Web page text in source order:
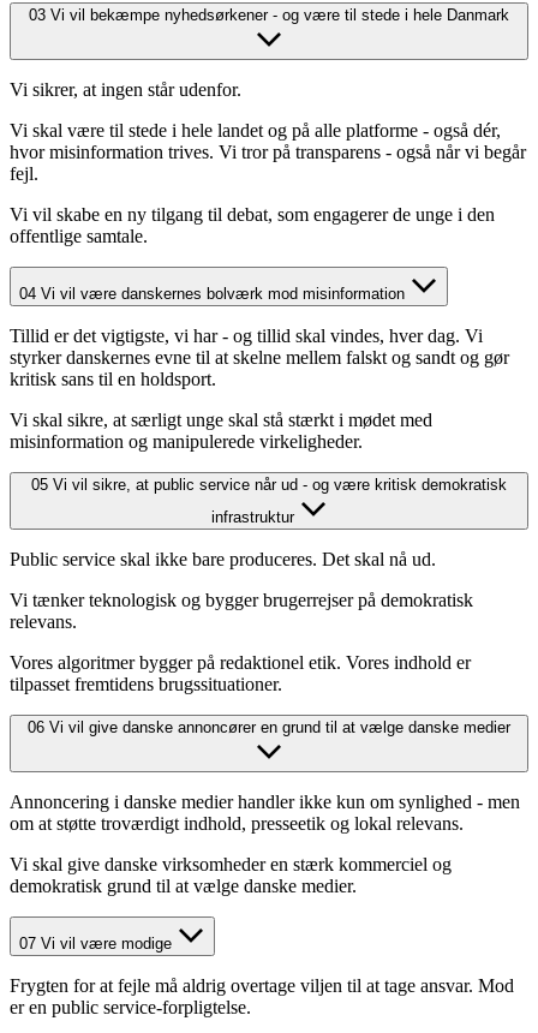
03 Vi vil bekæmpe nyhedsørkener - og være til stede i hele Danmark
Vi sikrer, at ingen står udenfor.
Vi skal være til stede i hele landet og på alle platforme - også dér,
hvor misinformation trives. Vi tror på transparens - også når vi begår
fejl.
Vi vil skabe en ny tilgang til debat, som engagerer de unge i den
offentlige samtale.
04 Vi vil være danskernes bolværk mod misinformation
Tillid er det vigtigste, vi har - og tillid skal vindes, hver dag. Vi
styrker danskernes evne til at skelne mellem falskt og sandt og gør
kritisk sans til en holdsport.
Vi skal sikre, at særligt unge skal stå stærkt i mødet med
misinformation og manipulerede virkeligheder.
05 Vi vil sikre, at public service når ud - og være kritisk demokratisk
infrastruktur
Public service skal ikke bare produceres. Det skal nå ud.
Vi tænker teknologisk og bygger brugerrejser på demokratisk
relevans.
Vores algoritmer bygger på redaktionel etik. Vores indhold er
tilpasset fremtidens brugssituationer.
06 Vi vil give danske annoncører en grund til at vælge danske medier
Annoncering i danske medier handler ikke kun om synlighed - men
om at støtte troværdigt indhold, presseetik og lokal relevans.
Vi skal give danske virksomheder en stærk kommerciel og
demokratisk grund til at vælge danske medier.
07 Vi vil være modige
Frygten for at fejle må aldrig overtage viljen til at tage ansvar. Mod
er en public service-forpligtelse.